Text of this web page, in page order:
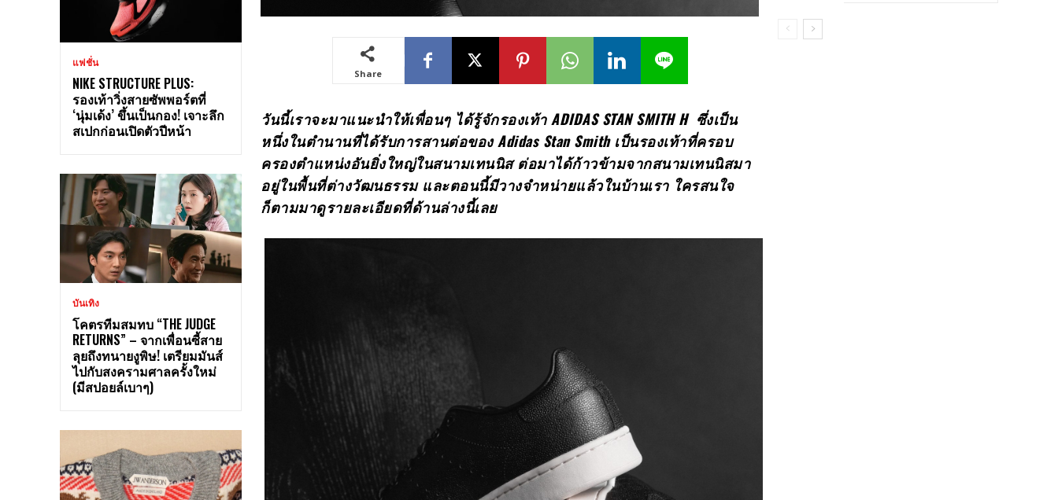
แฟชั่น
NIKE STRUCTURE PLUS:
รองเท้าวิ่งสายซัพพอร์ตที่
‘นุ่มเด้ง’ ขึ้นเป็นกอง! เจาะลึก
สเปกก่อนเปิดตัวปีหน้า
บันเทิง
โคตรทีมสมทบ “THE JUDGE
RETURNS” – จากเพื่อนซี้สาย
ลุยถึงทนายงูพิษ! เตรียมมันส์
ไปกับสงครามศาลครั้งใหม่
(มีสปอยล์เบาๆ)
Share
วันนี้เราจะมาแนะนำให้เพื่อนๆ ได้รู้จักรองเท้าADIDAS STAN SMITH H ซึ่งเป็น
หนึ่งในตำนานที่ได้รับการสานต่อของAdidas Stan Smith เป็นรองเท้าที่ครอบ
ครองตำแหน่งอันยิ่งใหญ่ในสนามเทนนิส ต่อมาได้ก้าวข้ามจากสนามเทนนิสมา
อยู่ในพื้นที่ต่างวัฒนธรรมและตอนนี้มีวางจำหน่ายแล้วในบ้านเรา ใครสนใจ
ก็ตามมาดูรายละเอียดที่ด้านล่างนี้เลย